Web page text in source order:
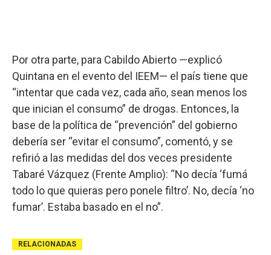
Por otra parte, para Cabildo Abierto —explicó
Quintana en el evento del IEEM— el país tiene que
“intentar que cada vez, cada año, sean menos los
que inician el consumo” de drogas. Entonces, la
base de la política de “prevención” del gobierno
debería ser “evitar el consumo”, comentó, y se
refirió a las medidas del dos veces presidente
Tabaré Vázquez (Frente Amplio): “No decía ‘fumá
todo lo que quieras pero ponele filtro’. No, decía ‘no
fumar’. Estaba basado en el no”.
RELACIONADAS